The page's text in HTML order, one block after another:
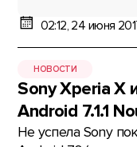
02:12, 24 июня
НОВОСТИ
Sony Xperia X
Android 7.1.1
Не успела Sony